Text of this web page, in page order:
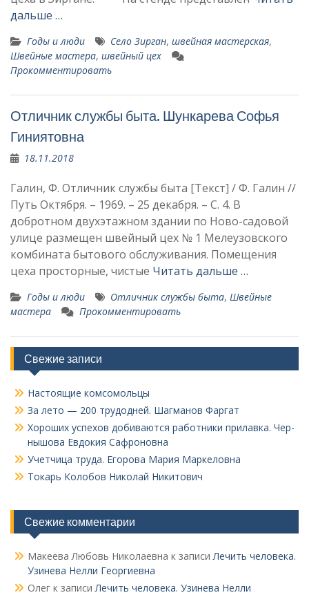
дальше …
Годы и люди Село Зирган, швейная мастерская,
Швейные мастера, швейный цех
Прокомментировать
Отличник службы быта. Шункарева Софья
Гиниятовна
18.11.2018
Галин, Ф. Отличник службы быта [Текст] / Ф. Галин //
Путь Октября. – 1969. – 25 декабря. – С. 4. В
добротном двух­этажном здании по Ново-садовой
улице размещен швейный цех № 1 Мелеузовского
комбината бытового обслуживания. Помеще­ния
цеха просторные, чистые Читать дальше …
Годы и люди Отличник службы быта, Швейные
мастера
Прокомментировать
Свежие записи
Настоящие комсомольцы
За лето — 200 трудодней. Шагманов Фаргат
Хороших успехов добиваются работники прилавка. Чер­
нышова Евдокия Сафроновна
Учетчица труда. Его­рова Мария Маркеловна
Токарь Колобов Ни­колай Никитович
Свежие комментарии
Макеева Любовь Николаевна к записиЛечить человека.
Узинева Нелли Георгиевна
Олег к записиЛечить человека. Узинева Нелли